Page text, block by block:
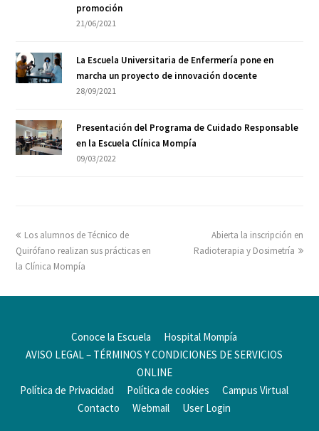
promoción
21/06/2021
La Escuela Universitaria de Enfermería pone en
marcha un proyecto de innovación docente
28/09/2021
Presentación del Programa de Cuidado Responsable
en la Escuela Clínica Mompía
09/03/2022
Los alumnos de Técnico de
Quirófano realizan sus prácticas en
la Clínica Mompía
Abierta la inscripción en
Radioterapia y Dosimetría
Conoce la Escuela
Hospital Mompía
AVISO LEGAL – TÉRMINOS Y CONDICIONES DE SERVICIOS
ONLINE
Política de Privacidad
Política de cookies
Campus Virtual
Contacto
Webmail User Login